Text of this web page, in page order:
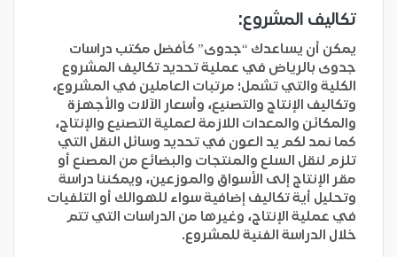
تكاليف المشروع:
يمكن أن يساعدك “جدوى” كأفضل مكتب دراسات
جدوى بالرياض في عملية تحديد تكاليف المشروع
الكلية والتي تشمل؛ مرتبات العاملين في المشروع،
وتكاليف الإنتاج والتصنيع، وأسعار الآلات والأجهزة
والمكائن والمعدات اللازمة لعملية التصنيع والإنتاج،
كما نمد لكم يد العون في تحديد وسائل النقل التي
تلزم لنقل السلع والمنتجات والبضائع من المصنع أو
مقر الإنتاج إلى الأسواق والموزعين، ويمكننا دراسة
وتحليل أية تكاليف إضافية سواء للهوالك أو التلفيات
في عملية الإنتاج، وغيرها من الدراسات التي تتم
خلال الدراسة الفنية للمشروع.